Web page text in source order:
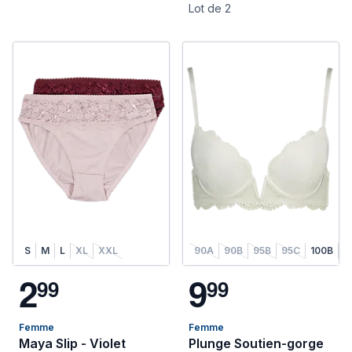
Lot de 2
S M L XL XXL
299
Femme
Maya Slip - Violet
90A 90B 95B 95C 100B
999
Femme
Plunge Soutien-gorge